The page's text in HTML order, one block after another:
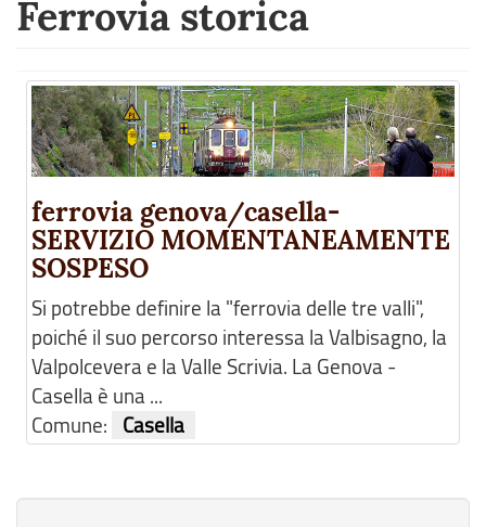
Ferrovia storica
ferrovia genova/casella-
SERVIZIO MOMENTANEAMENTE
SOSPESO
Si potrebbe definire la "ferrovia delle tre valli",
poiché il suo percorso interessa la Valbisagno, la
Valpolcevera e la Valle Scrivia. La Genova -
Casella è una ...
Comune:
Casella